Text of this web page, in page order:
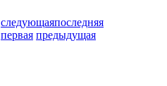
следующаяпоследняя
первая предыдущая